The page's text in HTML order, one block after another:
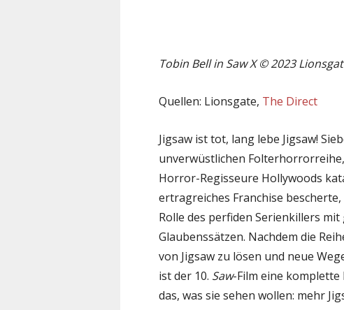
Tobin Bell in Saw X © 2023
Quellen: Lionsgate, The Direct
Jigsaw ist tot, lang lebe Jigsaw!
unverwüstlichen
Horror-Regisseure Hollywoods
ertragreiches Franchise
Rolle des perfiden Serienkillers
Glaubenssätzen. Nachdem die
von Jigsaw zu lösen und neue
ist der 10. Saw-Film eine komplette
das, was sie sehen wollen: mehr